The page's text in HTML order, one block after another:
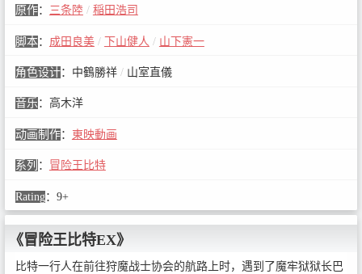
原作： 三条陸 / 稲田浩司
脚本： 成田良美 / 下山健人 / 山下憲一
角色设计： 中鶴勝祥 /山室直儀
音乐 ： 高木洋
动画制作： 東映動画
系列 ： 冒险王比特
Rating： 9+
《冒险王比特EX》
比特一行人在前往狩魔战士协会的航路上时，遇到了魔牢狱狱长巴